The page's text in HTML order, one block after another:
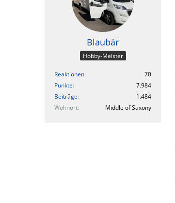
Blaubär
Hobby-Meister
Reaktionen
70
Punkte
7.984
Beiträge
1.484
Wohnort
Middle of Saxony